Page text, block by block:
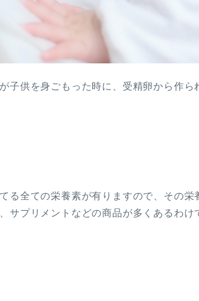
子供を身ごもった時に、受精卵から作ら
る全ての栄養素が有りますので、その栄
、サプリメントなどの商品が多くあるわけ